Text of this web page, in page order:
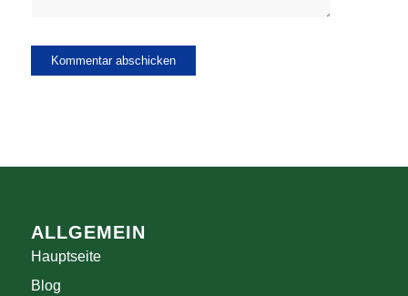
ALLGEMEIN
Hauptseite
Blog